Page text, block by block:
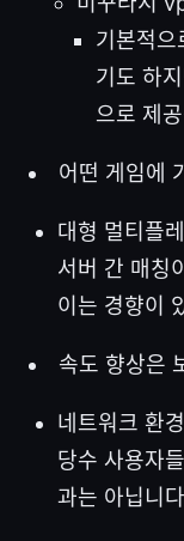
기본적으
기도 하
으로 제
어떤 게임에
대형 멀티플
서버 간 매칭
이는 경향이
속도 향상은
네트워크 환
당수 사용자
과는 아닙니